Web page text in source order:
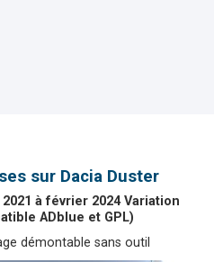
sur Dacia Duster
à février 2024 Variation
ADblue et GPL)
démontable sans outil